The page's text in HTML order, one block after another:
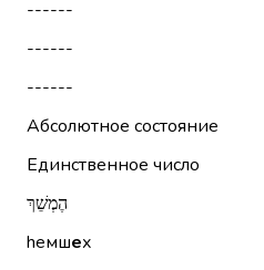
------
------
------
Абсолютное состояние
Единственное число
הֶמְשֵׁךְ
hемшех